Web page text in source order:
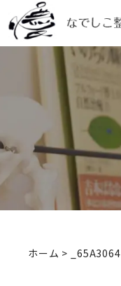
ホーム > _65A3064